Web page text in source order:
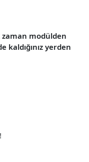
zaman modülden
kaldığınız yerden